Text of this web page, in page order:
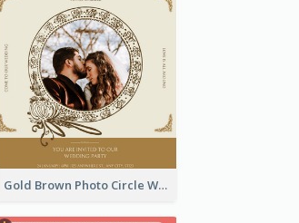
Gold Brown Photo Circle Wedding Invitation